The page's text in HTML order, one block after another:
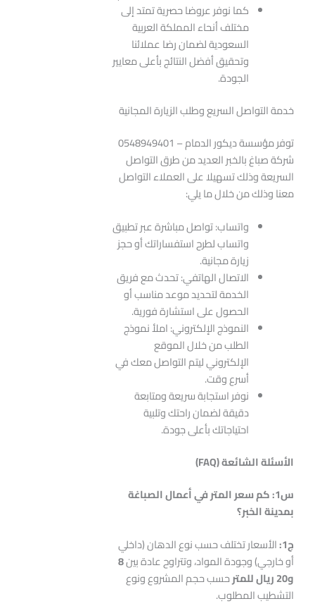
كما نوفر عروضا حصرية تمتد إلى
مختلف أنحاء المملكة العربية
السعودية لضمان رضا عملائنا
وتحقيق أفضل النتائج بأعلى معايير
الجودة.
خدمة التواصل السريع وطلب الزيارة المجانية
توفر مؤسسة ديكور الدمام – 0548949401
شركة صباغ بالخبر العديد من طرق التواصل
السريعة وذلك تسهيلا على العملاء التواصل
معنا وذلك من خلال ما يلي:
واتساب: تواصل مباشرة عبر تطبيق
واتساب لطرح استفساراتك أو حجز
زيارة مجانية.
الاتصال الهاتفي: تحدث مع فريق
الخدمة لتحديد موعد مناسب أو
الحصول على استشارة فورية.
النموذج الإلكتروني: املأ نموذج
الطلب من خلال الموقع
الإلكتروني ليتم التواصل معك في
أسرع وقت.
نوفر استجابة سريعة ومتابعة
دقيقة لضمان راحتك وتلبية
احتياجاتك بأعلى جودة.
الأسئلة الشائعة(FAQ)
س1: كم سعر المتر في أعمال الصباغة
بمدينة الخبر؟
ج1 :الأسعار تختلف حسب نوع الدهان (داخلي
أو خارجي) وجودة المواد، وتتراوح عادة بين8
و20 ريال للمتر
حسب حجم المشروع ونوع
التشطيب المطلوب.